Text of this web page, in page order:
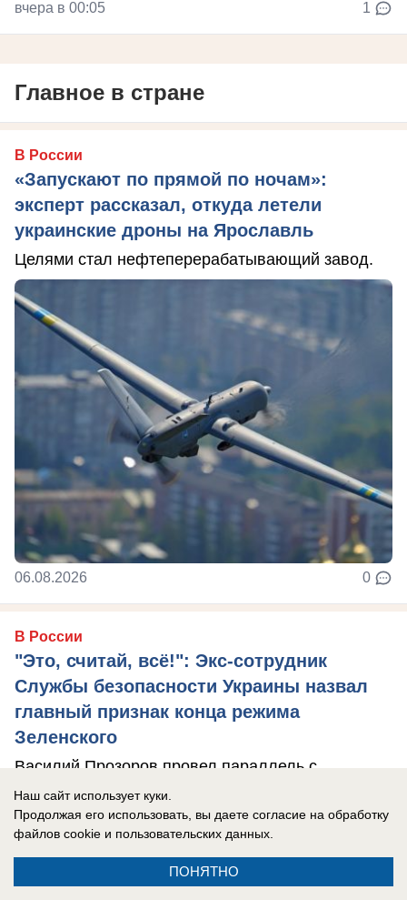
вчера в 00:05 1
Главное в стране
В России
«Запускают по прямой по ночам»:
эксперт рассказал, откуда летели
украинские дроны на Ярославль
Целями стал нефтеперерабатывающий завод.
06.08.2026 0
В России
"Это, считай, всё!": Экс-сотрудник
Службы безопасности Украины назвал
главный признак конца режима
Зеленского
Василий Прозоров провел параллель с
аналогичной ситуацией в истории прошлого
века, который один в один напоминает то, что ...
Наш сайт использует куки.
Продолжая его использовать, вы даете согласие на обработку
файлов cookie и пользовательских данных.
ПОНЯТНО